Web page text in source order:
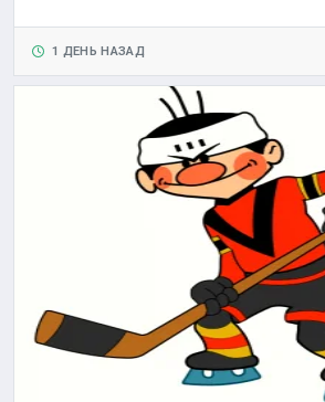
1 ДЕНЬ НАЗАД